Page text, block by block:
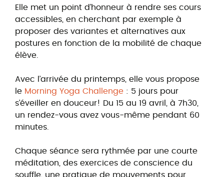
Elle met un point d’honneur à rendre ses cours
accessibles, en cherchant par exemple à
proposer des variantes et alternatives aux
postures en fonction de la mobilité de chaque
élève.
Avec l’arrivée du printemps, elle vous propose
le Morning Yoga Challenge : 5 jours pour
s’éveiller en douceur! Du 15 au 19 avril, à 7h30,
un rendez-vous avez vous-même pendant 60
minutes.
Chaque séance sera rythmée par une courte
méditation, des exercices de conscience du
souffle, une pratique de mouvements pour